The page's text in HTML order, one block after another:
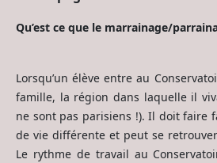
Qu’est ce que le marrainage/
Lorsqu’un élève entre au
famille, la région dans laquelle il
ne sont pas parisiens !). Il doit faire
de vie différente et peut se
Le rythme de travail au